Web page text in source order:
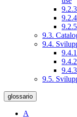
9.3.
9.4.
9.5.
glossario
A